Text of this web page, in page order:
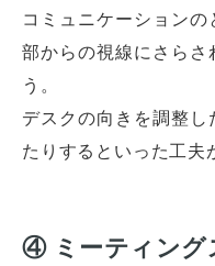
コミュニケーション
部からの視線にさらさ
う。
デスクの向きを調整
たりするといった工夫
④ ミーティング